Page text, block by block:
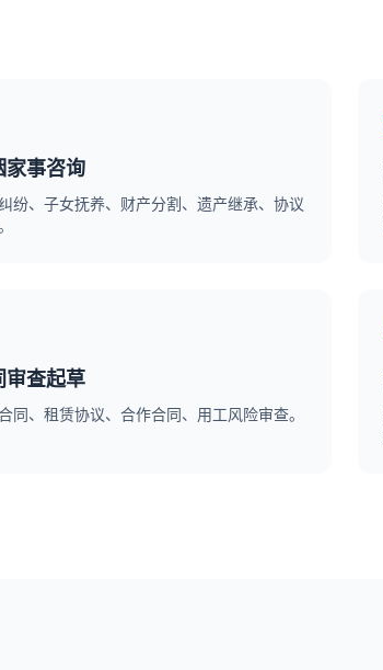
家事咨询
纷、子女抚养、财产分割、遗产继承、协议
审查起草
同、租赁协议、合作合同、用工风险审查。